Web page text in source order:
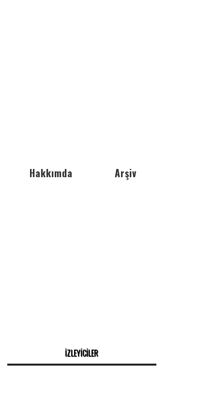
Hakkımda Arşiv
İZLEYİCİLER